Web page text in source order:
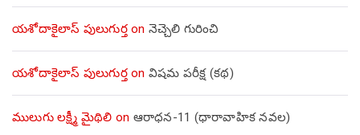
యశోదాకైలాస్ పులుగుర్తon నెచ్చెలి గురించి
యశోదాకైలాస్ పులుగుర్తon విషమ పరీక్ష (క‌థ‌)
ములుగు లక్ష్మీ మైథిలి on ఆరాధన-11 (ధారావాహిక నవల)